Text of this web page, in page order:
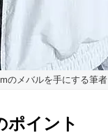
のメバルを手にする筆者
ポイント